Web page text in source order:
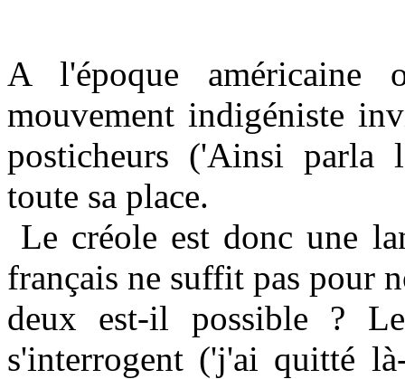
A l'époque américaine
mouvement indigéniste
posticheurs ('Ainsi parla
toute sa place.
Le créole est donc une
français ne suffit pas pour
deux est-il possible ?
s'interrogent ('j'ai quitté